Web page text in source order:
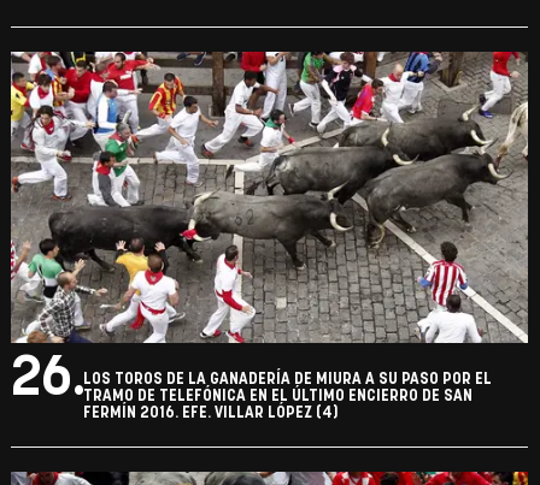
26.LOS TOROS DE LA GANADERÍA DE MIURA A SU PASO POR EL
TRAMO DE TELEFÓNICA EN EL ÚLTIMO ENCIERRO DE SAN
FERMÍN 2016. EFE. VILLAR LÓPEZ (4)